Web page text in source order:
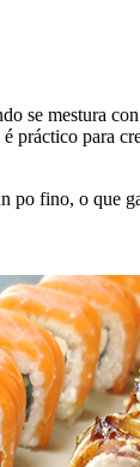
se mestura
práctico para
po fino, o que